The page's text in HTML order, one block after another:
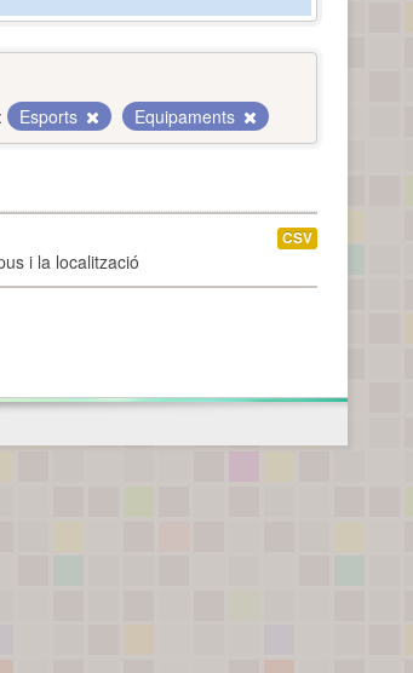
Esports Equipaments
i la localització
CSV